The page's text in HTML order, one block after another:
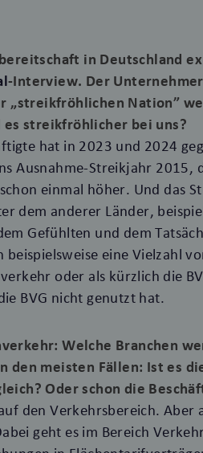
in Deutschland
-Interview. Der
„streikfröhlichen Nation”
streikfröhlicher bei uns?
hat in 2023 und 2024
Ausnahme-Streikjahr 2015,
einmal höher. Und das
dem anderer Länder,
Gefühlten und dem
eine Vielzahl
oder als kürzlich die
BVG nicht genutzt hat.
Welche Branchen
meisten Fällen: Ist es
Oder schon die
den Verkehrsbereich. Aber
geht es im Bereich